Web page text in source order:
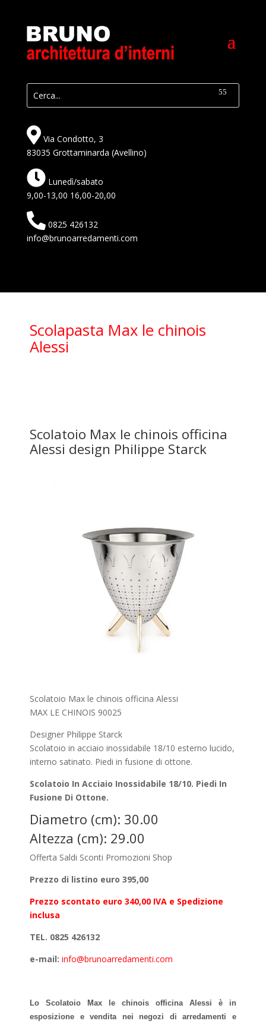
Via Condotto, 3
83035 Grottaminarda (Avellino)
Lunedì/sabato
9,00-13,00 16,00-20,00
0825 426132
info@brunoarredamenti.com
Scolapasta Max le chinois
Alessi
Scolatoio Max le chinois officina
Alessi design Philippe Starck
Scolatoio Max le chinois officina Alessi
MAX LE CHINOIS 90025
Designer Philippe Starck
Scolatoio in acciaio inossidabile 18/10 esterno lucido,
interno satinato. Piedi in fusione di ottone.
Scolatoio In Acciaio Inossidabile 18/10. Piedi In
Fusione Di Ottone.
Diametro (cm): 30.00
Altezza (cm): 29.00
Offerta Saldi Sconti Promozioni Shop
Prezzo di listino euro 395,00
Prezzo scontato euro 340,00 IVA e Spedizione
inclusa
TEL. 0825 426132
e-mail: info@brunoarredamenti.com
Lo Scolatoio Max le chinois officina Alessi è in
esposizione e vendita nei negozi di arredamenti e